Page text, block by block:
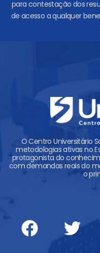
para contestação dos
de acesso a qualquer
O Centro Universitário
metodologias ativas no
protagonista do
com demandas reais do
o
F
a
T
w